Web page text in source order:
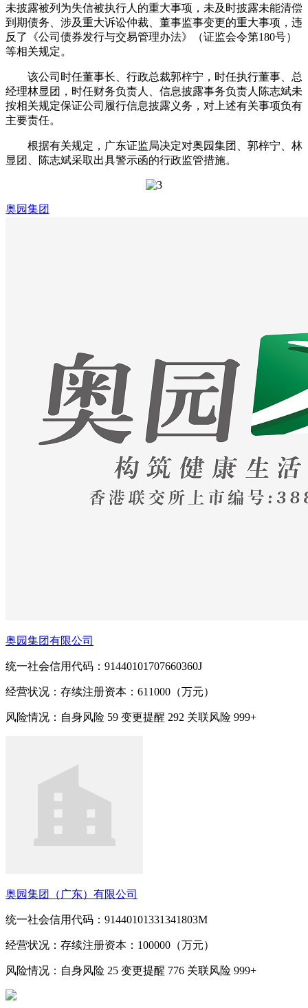
未披露被列为失信被执行人的重大事项，未及时披露未能清偿
到期债务、涉及重大诉讼仲裁、董事监事变更的重大事项，违
反了《公司债券发行与交易管理办法》（证监会令第180号）
等相关规定。
该公司时任董事长、行政总裁郭梓宁，时任执行董事、总
经理林显团，时任财务负责人、信息披露事务负责人陈志斌未
按相关规定保证公司履行信息披露义务，对上述有关事项负有
主要责任。
根据有关规定，广东证监局决定对奥园集团、郭梓宁、林
显团、陈志斌采取出具警示函的行政监管措施。
奥园集团
奥园集团有限公司
统一社会信用代码：91440101707660360J
经营状况：存续注册资本：611000（万元）
风险情况：自身风险 59 变更提醒 292 关联风险 999+
奥园集团（广东）有限公司
统一社会信用代码：91440101331341803M
经营状况：存续注册资本：100000（万元）
风险情况：自身风险 25 变更提醒 776 关联风险 999+